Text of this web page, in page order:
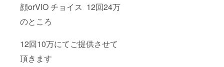
顔orVIO チョイス 12回24万
のところ
12回10万にてご提供させて
頂きます